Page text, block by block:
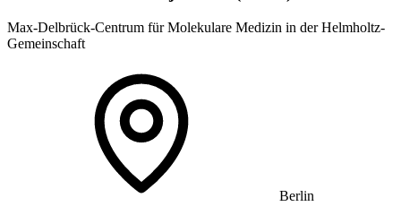
Max-Delbrück-Centrum für Molekulare Medizin in der Helmholtz-
Gemeinschaft
Berlin